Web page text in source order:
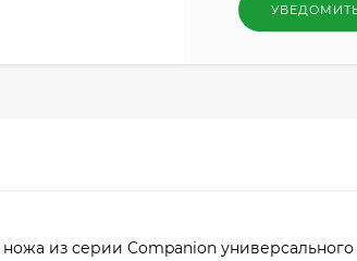
из серии Companion универсального